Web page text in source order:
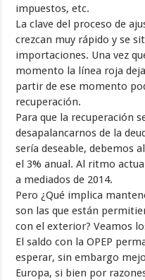
impuestos, etc.
La clave del proceso de
crezcan muy rápido y se
importaciones. Una vez
momento la línea roja
partir de ese momento
recuperación.
Para que la recuperación
desapalancarnos de la
sería deseable, debemos
el 3% anual. Al ritmo
a mediados de 2014.
Pero ¿Qué implica
son las que están
con el exterior? Veamos
El saldo con la OPEP
esperar, sin embargo
Europa, si bien por